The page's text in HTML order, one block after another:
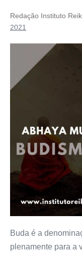
Redação Instituto
2021
Buda é a
plenamente para a